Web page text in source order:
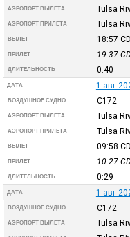
АЭРОПОРТ ВЫЛЕТА Tulsa
АЭРОПОРТ ПРИЛЕТА Tulsa
ВЫЛЕТ 18:57
ПРИЛЕТ 19:37
ДЛИТЕЛЬНОСТЬ 0:40
ДАТА 1 авг
ВОЗДУШНОЕ СУДНО C172
АЭРОПОРТ ВЫЛЕТА Tulsa
АЭРОПОРТ ПРИЛЕТА Tulsa
ВЫЛЕТ 09:58
ПРИЛЕТ 10:27
ДЛИТЕЛЬНОСТЬ 0:29
ДАТА 1 авг
ВОЗДУШНОЕ СУДНО C172
АЭРОПОРТ ВЫЛЕТА Tulsa